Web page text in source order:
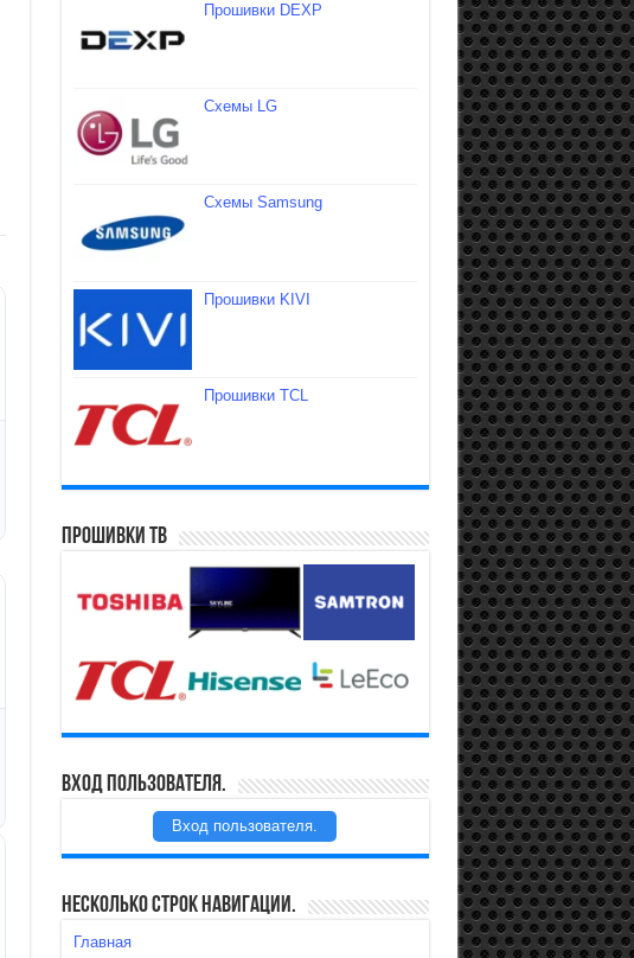
Прошивки DEXP
Схемы LG
Схемы Samsung
Прошивки KIVI
Прошивки TCL
Прошивки ТВ
Вход пользователя.
Вход пользователя.
Несколько строк навигации.
Главная